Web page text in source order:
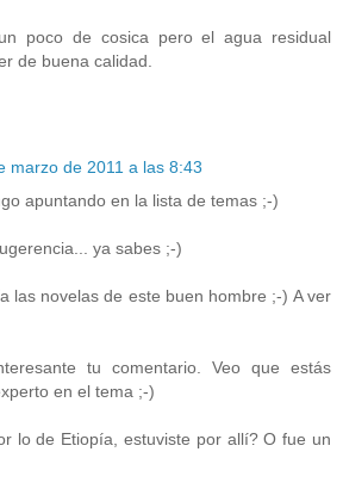
poco de cosica pero el agua residual
de buena calidad.
marzo de 2011 a las 8:43
apuntando en la lista de temas ;-)
ya sabes ;-)
las novelas de este buen hombre ;-) A ver
tu comentario. Veo que estás
en el tema ;-)
lo de Etiopía, estuviste por allí? O fue un